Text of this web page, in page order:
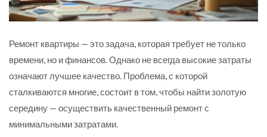
Ремонт квартиры — это задача, которая требует не только
времени, но и финансов. Однако не всегда высокие затраты
означают лучшее качество. Проблема, с которой
сталкиваются многие, состоит в том, чтобы найти золотую
середину — осуществить качественный ремонт с
минимальными затратами.